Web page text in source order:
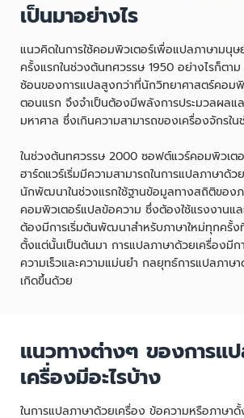
เป็นมาอย่างไร
แนวคิดในการใช้คอมพิวเตอร์เพื่อแปลภาษามนุ
ครั้งแรกในช่วงต้นทศวรรษ 1950 อย่างไรก็ตาม
ซ้อนของการแปลสูงกว่าที่นักวิทยาศาสตร์คอมพิ
ตอนแรก จึงจำเป็นต้องมีพลังการประมวลผลแ
มหาศาล ซึ่งเกินความสามารถของเครื่องจักรใ
ในช่วงต้นทศวรรษ 2000 ซอฟต์แวร์คอมพิวเต
ฮาร์ดแวร์เริ่มมีความสามารถในการแปลภาษาด้
นักพัฒนาในช่วงแรกใช้ฐานข้อมูลทางสถิติของภ
คอมพิวเตอร์แปลข้อความ ซึ่งต้องใช้แรงงานแล
ต้องมีการเริ่มต้นพัฒนาสำหรับภาษาใหม่ทุกครั้งที่
ตั้งแต่นั้นเป็นต้นมา การแปลภาษาด้วยเครื่องมี
ความเร็วและความแม่นยำ กลยุทธ์การแปลภาษ
เกิดขึ้นด้วย
แนวทางต่างๆ ของการแ
เครื่องมีอะไรบ้าง
ในการแปลภาษาด้วยเครื่อง ข้อความหรือภาษาดั้